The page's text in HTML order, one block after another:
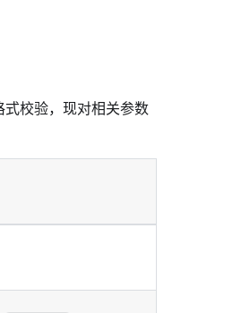
校验，现对相关参数